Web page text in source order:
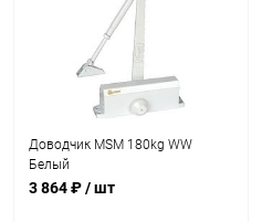
Доводчик MSM 180kg WW
Белый
3 864 ₽/ шт